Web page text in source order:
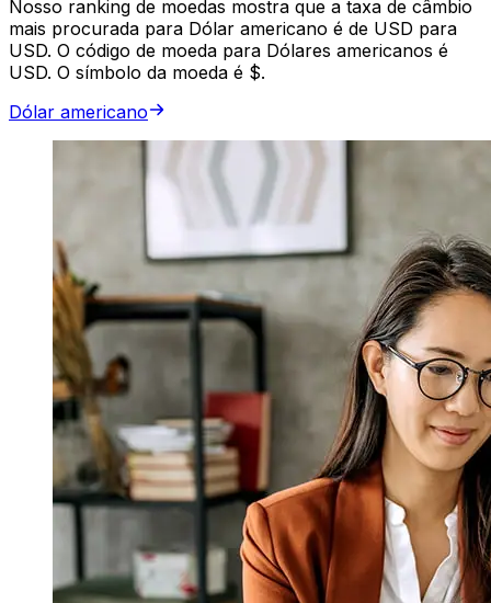
Nosso ranking de moedas mostra que a taxa de câmbio
mais procurada para Dólar americano é de USD para
USD. O código de moeda para Dólares americanos é
USD. O símbolo da moeda é $.
Dólar americano